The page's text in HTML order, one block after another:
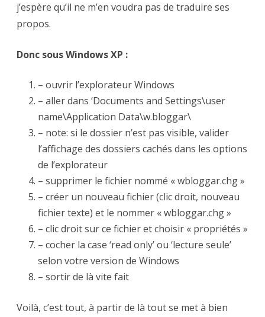
j’espère qu’il ne m’en voudra pas de traduire ses
propos.
Donc sous Windows XP :
– ouvrir l’explorateur Windows
– aller dans ‘Documents and Settings\user
name\Application Data\w.bloggar\
– note: si le dossier n’est pas visible, valider
l’affichage des dossiers cachés dans les options
de l’explorateur
– supprimer le fichier nommé « wbloggar.chg »
– créer un nouveau fichier (clic droit, nouveau
fichier texte) et le nommer « wbloggar.chg »
– clic droit sur ce fichier et choisir « propriétés »
– cocher la case ‘read only’ ou ‘lecture seule’
selon votre version de Windows
– sortir de là vite fait
Voilà, c’est tout, à partir de là tout se met à bien